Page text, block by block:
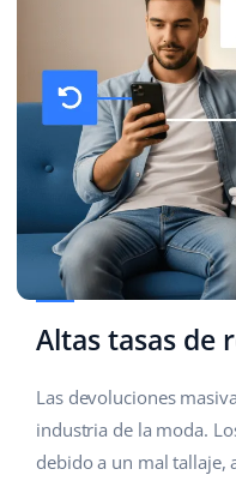
Altas tasas de
Las devoluciones
industria de la moda.
debido a un mal tallaje,